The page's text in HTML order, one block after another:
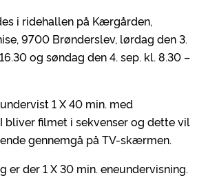
i ridehallen på Kærgården,
9700 Brønderslev, lørdag den 3.
og søndag den 4. sep. kl. 8.30 –
1 X 40 min. med
bliver filmet i sekvenser og dette vil
gennemgå på TV-skærmen.
er der 1 X 30 min. eneundervisning.